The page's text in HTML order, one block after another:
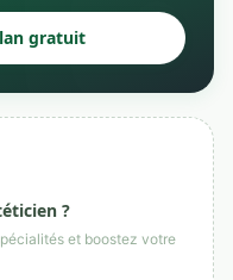
gratuit
?
et boostez votre